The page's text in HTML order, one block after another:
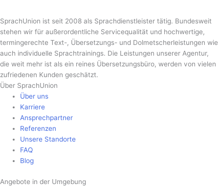
SprachUnion ist seit 2008 als Sprachdienstleister tätig. Bundesweit
stehen wir für außerordentliche Servicequalität und hochwertige,
termingerechte Text-, Übersetzungs- und Dolmetscherleistungen wie
auch individuelle Sprachtrainings. Die Leistungen unserer Agentur,
die weit mehr ist als ein reines Übersetzungsbüro, werden von vielen
zufriedenen Kunden geschätzt.
Über SprachUnion
Über uns
Karriere
Ansprechpartner
Referenzen
Unsere Standorte
FAQ
Blog
Angebote in der Umgebung